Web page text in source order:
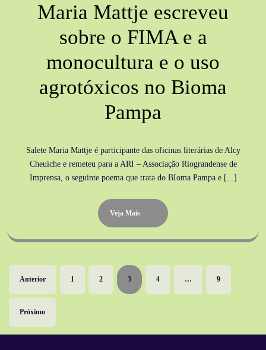
Maria Mattje escreveu
sobre o FIMA e a
monocultura e o uso
agrotóxicos no Bioma
Pampa
Salete Maria Mattje é participante das oficinas literárias de Alcy
Cheuiche e remeteu para a ARI – Associação Riograndense de
Imprensa, o seguinte poema que trata do BIoma Pampa e [...]
Veja Mais
Anterior 1 2 3 4 … 9
Próximo